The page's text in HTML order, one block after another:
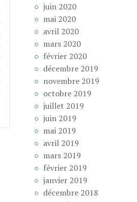
juin 2020
mai 2020
avril 2020
mars 2020
février 2020
décembre 2019
novembre 2019
octobre 2019
juillet 2019
juin 2019
mai 2019
avril 2019
mars 2019
février 2019
janvier 2019
décembre 2018